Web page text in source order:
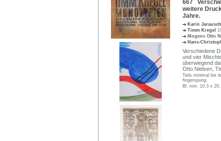
667
weitere
Jahre.
Karin
Timm Kregel
Mogens Otto
Hans-
Verschiedene
und vier
überwiegend
Otto Nielsen,
Teils minimal bis
fingerspurig.
Bl. min. 10,3 x